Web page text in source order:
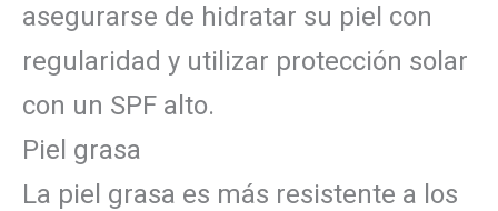
asegurarse de hidratar su piel con
regularidad y utilizar protección solar
con un SPF alto.
Piel grasa
La piel grasa es más resistente a los